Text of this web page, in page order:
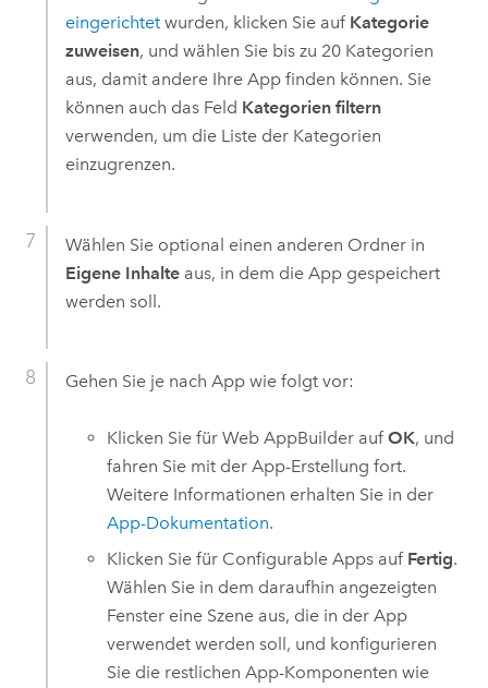
eingerichtetwurden, klicken Sie auf Kategorie
zuweisen, und wählen Sie bis zu 20 Kategorien
aus, damit andere Ihre App finden können. Sie
können auch das Feld Kategorien filtern
verwenden, um die Liste der Kategorien
einzugrenzen.
Wählen Sie optional einen anderen Ordner in
Eigene Inhalteaus, in dem die App gespeichert
werden soll.
Gehen Sie je nach App wie folgt vor:
Klicken Sie fürWeb AppBuilder aufOK, und
fahren Sie mit der App-Erstellung fort.
Weitere Informationen erhalten Sie in der
App-Dokumentation.
Klicken Sie für Configurable Apps auf Fertig.
Wählen Sie in dem daraufhin angezeigten
Fenster eine Szene aus, die in der App
verwendet werden soll, und konfigurieren
Sie die restlichen App-Komponenten wie